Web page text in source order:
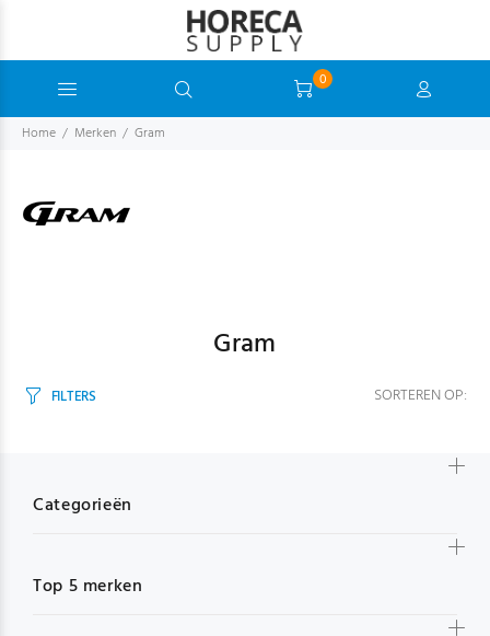
0
Home Merken Gram
Gram
FILTERS SORTEREN OP:
Categorieën
Top 5 merken